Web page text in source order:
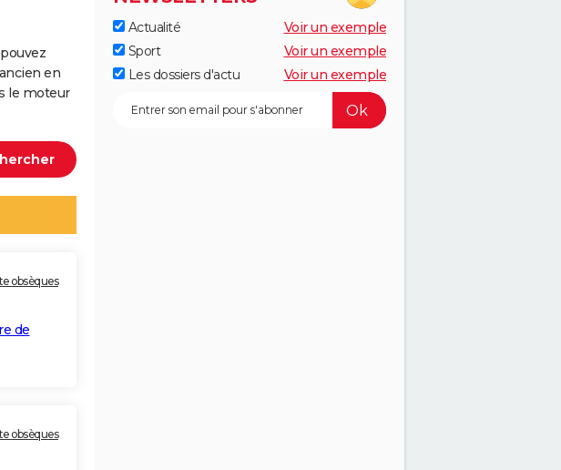
en
le moteur
obsèques
de
obsèques
Actualité
Voir un exemple
Sport
Voir un exemple
Les dossiers d'actu
Voir un exemple